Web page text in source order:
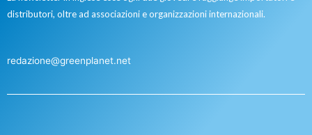
distributori, oltre ad associazioni e organizzazioni internazionali.
redazione@greenplanet.net